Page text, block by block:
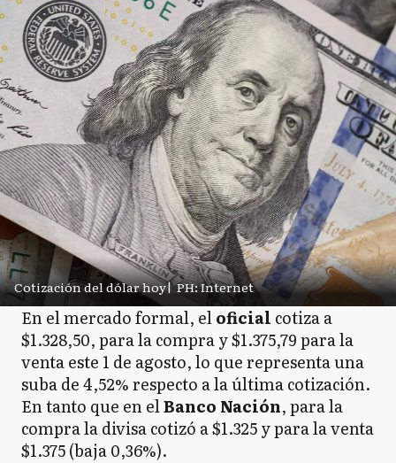
Cotización del dólar hoy| PH: Internet
En el mercado formal, eloficial cotiza a
$1.328,50, para la compra y $1.375,79 para la
venta este 1 de agosto, lo que representa una
suba de 4,52% respecto a la última cotización.
En tanto que en elBanco Nación, para la
compra la divisa cotizó a $1.325 y para la venta
$1.375 (baja 0,36%).